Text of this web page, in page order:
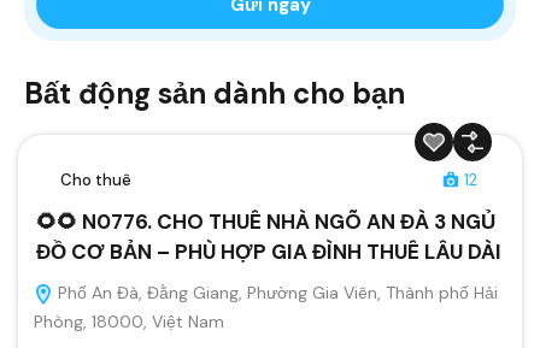
Bất động sản dành cho bạn
Cho thuê 12
🌻🌻 N0776. CHO THUÊ NHÀ NGÕ AN ĐÀ 3 NGỦ
ĐỒ CƠ BẢN – PHÙ HỢP GIA ĐÌNH THUÊ LÂU DÀI
Phố An Đà, Đằng Giang, Phường Gia Viên, Thành phố Hải
Phòng, 18000, Việt Nam